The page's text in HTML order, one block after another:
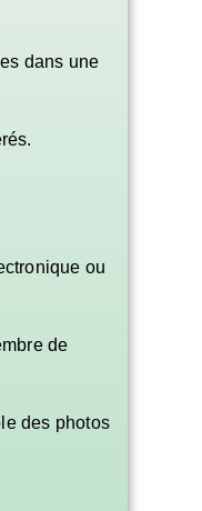
dans une
ou
de
des photos